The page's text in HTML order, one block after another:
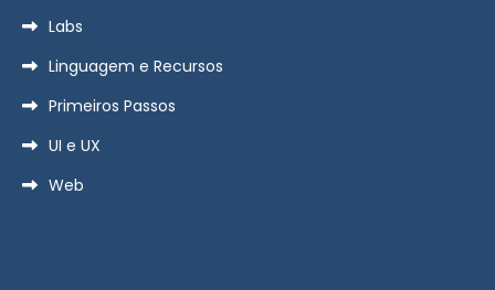
Labs
Linguagem e Recursos
Primeiros Passos
UI e UX
Web